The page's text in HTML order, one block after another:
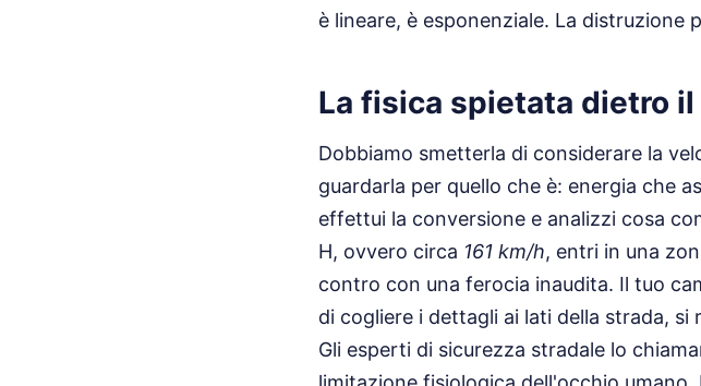
è lineare, è esponenziale. La distruzione
La fisica spietata dietro il
Dobbiamo smetterla di considerare la
guardarla per quello che è: energia che
effettui la conversione e analizzi cosa
H, ovvero circa 161 km/h, entri in una
contro con una ferocia inaudita. Il tuo
di cogliere i dettagli ai lati della strada,
Gli esperti di sicurezza stradale lo